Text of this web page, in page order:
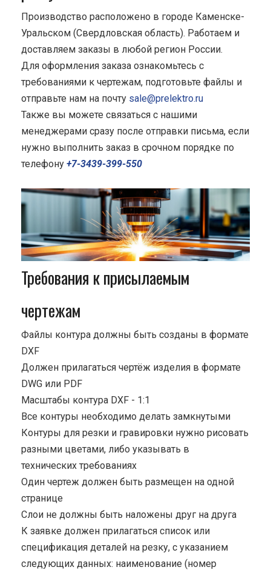
Производство расположено в городе Каменске-
Уральском (Свердловская область). Работаем и
доставляем заказы в любой регион России.
Для оформления заказа ознакомьтесь с
требованиями к чертежам, подготовьте файлы и
отправьте нам на почту sale@prelektro.ru
Также вы можете связаться с нашими
менеджерами сразу после отправки письма, если
нужно выполнить заказ в срочном порядке по
телефону +7-3439-399-550
Требования к присылаемым
чертежам
Файлы контура должны быть созданы в формате
DXF
Должен прилагаться чертёж изделия в формате
DWG или PDF
Масштабы контура DXF - 1:1
Все контуры необходимо делать замкнутыми
Контуры для резки и гравировки нужно рисовать
разными цветами, либо указывать в
технических требованиях
Один чертеж должен быть размещен на одной
странице
Cлои не должны быть наложены друг на друга
К заявке должен прилагаться список или
спецификация деталей на резку, с указанием
следующих данных: наименование (номер